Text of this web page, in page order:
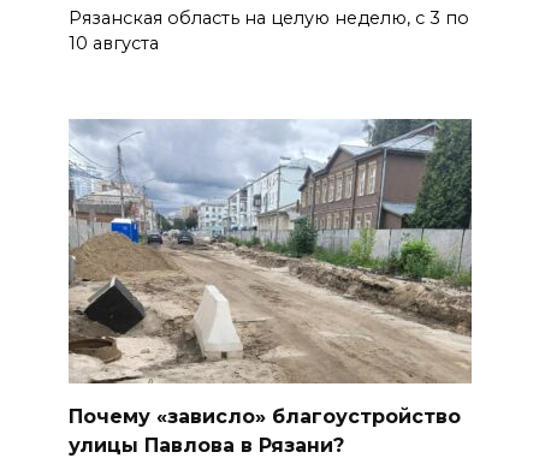
Рязанская область на целую неделю, с 3 по
10 августа
Почему «зависло» благоустройство
улицы Павлова в Рязани?